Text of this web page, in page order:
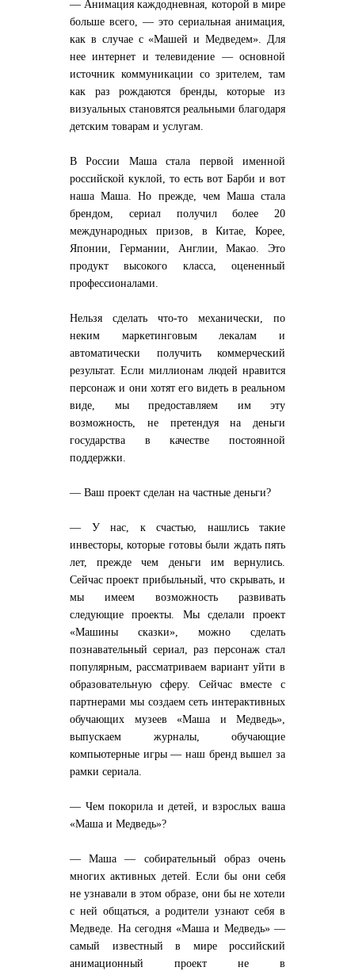
— Анимация каждодневная, которой в мире
больше всего, — это сериальная анимация,
как в случае с «Машей и Медведем». Для
нее интернет и телевидение — основной
источник коммуникации со зрителем, там
как раз рождаются бренды, которые из
визуальных становятся реальными благодаря
детским товарам и услугам.
В России Маша стала первой именной
российской куклой, то есть вот Барби и вот
наша Маша. Но прежде, чем Маша стала
брендом, сериал получил более 20
международных призов, в Китае, Корее,
Японии, Германии, Англии, Макао. Это
продукт высокого класса, оцененный
профессионалами.
Нельзя сделать что-то механически, по
неким маркетинговым лекалам и
автоматически получить коммерческий
результат. Если миллионам людей нравится
персонаж и они хотят его видеть в реальном
виде, мы предоставляем им эту
возможность, не претендуя на деньги
государства в качестве постоянной
поддержки.
— Ваш проект сделан на частные деньги?
— У нас, к счастью, нашлись такие
инвесторы, которые готовы были ждать пять
лет, прежде чем деньги им вернулись.
Сейчас проект прибыльный, что скрывать, и
мы имеем возможность развивать
следующие проекты. Мы сделали проект
«Машины сказки», можно сделать
познавательный сериал, раз персонаж стал
популярным, рассматриваем вариант уйти в
образовательную сферу. Сейчас вместе с
партнерами мы создаем сеть интерактивных
обучающих музеев «Маша и Медведь»,
выпускаем журналы, обучающие
компьютерные игры — наш бренд вышел за
рамки сериала.
— Чем покорила и детей, и взрослых ваша
«Маша и Медведь»?
— Маша — собирательный образ очень
многих активных детей. Если бы они себя
не узнавали в этом образе, они бы не хотели
с ней общаться, а родители узнают себя в
Медведе. На сегодня «Маша и Медведь» —
самый известный в мире российский
анимационный проект не в